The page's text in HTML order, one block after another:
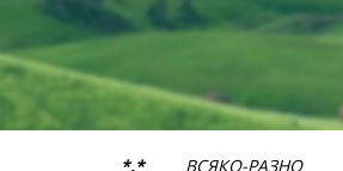
*.* ВСЯКО-РАЗНО